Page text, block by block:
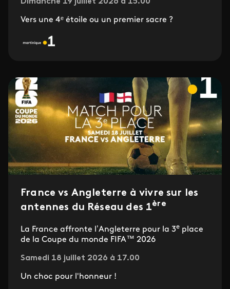
Vers une 4ᵉ étoile ou un premier sacre ?
France vs Angleterre à vivre sur les
antennes du Réseau des 1ère
La France affronte l’Angleterre pour la 3e place
de la Coupe du monde FIFA™ 2026
Samedi 18 juillet 2026 à 17.00
Un choc pour l'honneur !